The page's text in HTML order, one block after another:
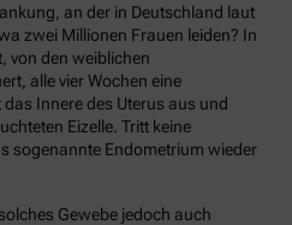
an der in Deutschland laut
zwei Millionen Frauen leiden? In
von den weiblichen
alle vier Wochen eine
Innere des Uterus aus und
Eizelle. Tritt keine
sogenannte Endometrium wieder
Gewebe jedoch auch